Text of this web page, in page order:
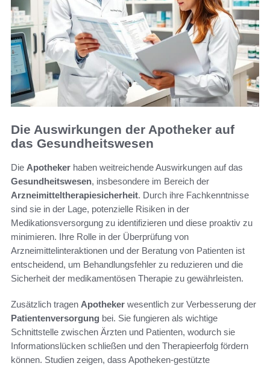
Die Auswirkungen der Apotheker auf
das Gesundheitswesen
Die Apotheker haben weitreichende Auswirkungen auf das
Gesundheitswesen, insbesondere im Bereich der
Arzneimitteltherapiesicherheit. Durch ihre Fachkenntnisse
sind sie in der Lage, potenzielle Risiken in der
Medikationsversorgung zu identifizieren und diese proaktiv zu
minimieren. Ihre Rolle in der Überprüfung von
Arzneimittelinteraktionen und der Beratung von Patienten ist
entscheidend, um Behandlungsfehler zu reduzieren und die
Sicherheit der medikamentösen Therapie zu gewährleisten.
Zusätzlich tragen Apotheker wesentlich zur Verbesserung der
Patientenversorgung bei. Sie fungieren als wichtige
Schnittstelle zwischen Ärzten und Patienten, wodurch sie
Informationslücken schließen und den Therapieerfolg fördern
können. Studien zeigen, dass Apotheken-gestützte